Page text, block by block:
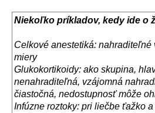
Niekoľko príkladov, kedy ide o
Celkové anestetiká: nahraditeľné
miery
Glukokortikoidy: ako skupina,
nenahraditeľná, vzájomná
čiastočná, nedostupnosť môže
Infúzne roztoky: pri liečbe ťažko